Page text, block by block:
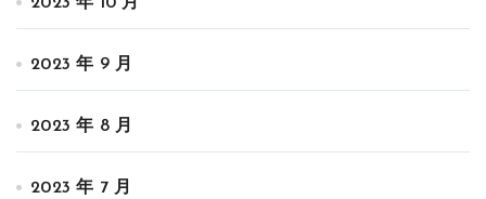
2023 年 9 月
2023 年 8 月
2023 年 7 月